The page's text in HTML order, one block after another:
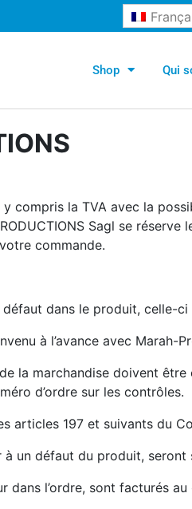
Shop Qui
compris la TVA avec la
Sagl se
commande.
dans le produit, celle-
à l’avance avec Marah-
la marchandise doivent
d’ordre sur les contrôles.
articles 197 et suivants du
à un défaut du produit,
dans l’ordre, sont facturés au